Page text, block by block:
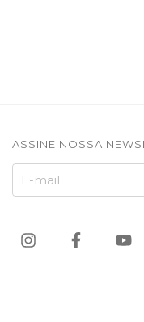
ASSINE NOSSA